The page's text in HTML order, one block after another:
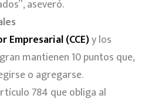
aseveró.
Empresarial (CCE)y los
mantienen 10 puntos que,
o agregarse.
784 que obliga al